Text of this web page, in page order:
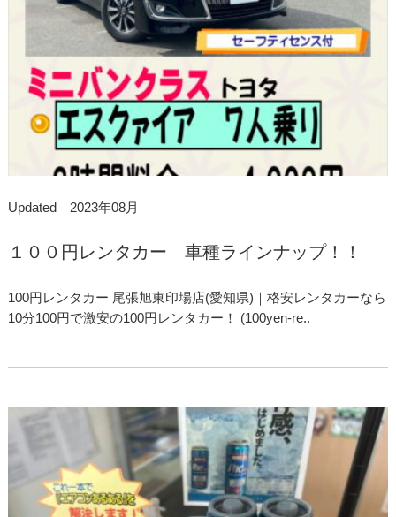
Updated 2023年08月
１００円レンタカー 車種ラインナップ！！
100円レンタカー 尾張旭東印場店(愛知県)｜格安レンタカーなら
10分100円で激安の100円レンタカー！ (100yen-re..